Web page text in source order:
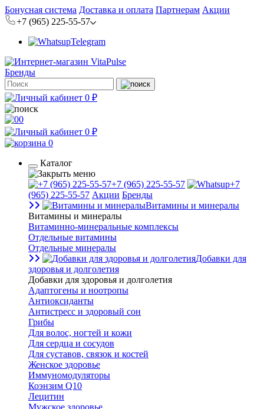
Бонусная система Доставка и оплата Партнерам Акции
+7 (965) 225-55-57
Telegram
Бренды
0 ₽
0
0 ₽
0
Каталог
+7 (965) 225-55-57
+7
(965) 225-55-57 Акции Бренды
Витамины и минералы
Витамины и минералы
Витаминно-минеральные комплексы
Отдельные витамины
Отдельные минералы
Добавки для
здоровья и долголетия
Добавки для здоровья и долголетия
Адаптогены и ноотропы
Антиоксиданты
Антистресс и здоровый сон
Грибы
Для волос, ногтей и кожи
Для сердца и сосудов
Для суставов, связок и костей
Женское здоровье
Иммуномодуляторы
Коэнзим Q10
Лецитин
Мужское здоровье